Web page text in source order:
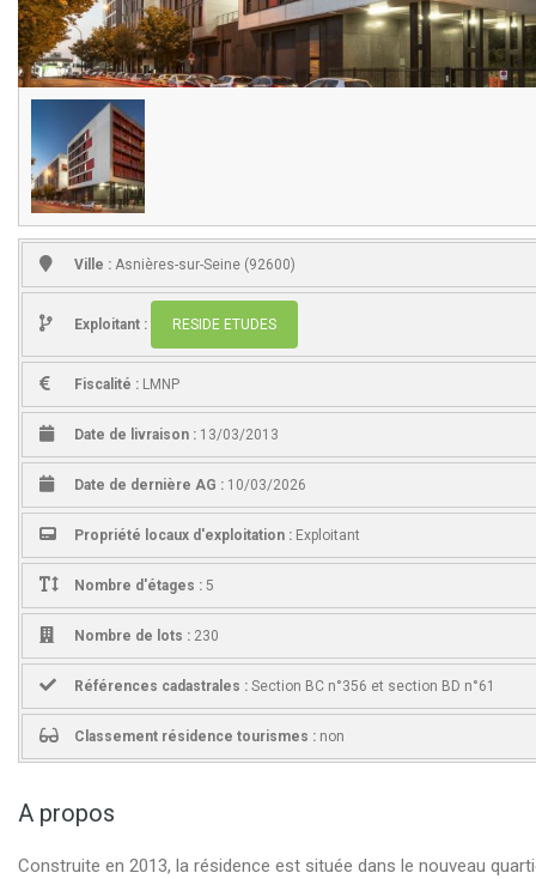
Ville : Asnières-sur-Seine (92600)
Exploitant : RESIDE ETUDES
Fiscalité : LMNP
Date de livraison : 13/03/2013
Date de dernière AG : 10/03/2026
Propriété locaux d'exploitation : Exploitant
Nombre d'étages : 5
Nombre de lots : 230
Références cadastrales : Section BC n°356 et section BD n°61
Classement résidence tourismes : non
A propos
Construite en 2013, la résidence est située dans le nouveau